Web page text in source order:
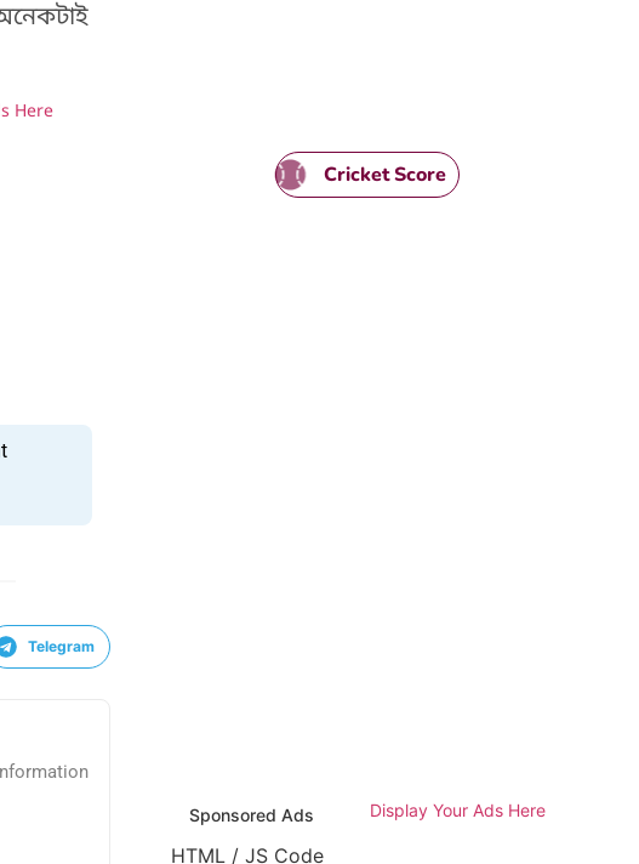
Here
Telegram
Cricket Score
Sponsored Ads Display Your Ads Here
HTML / JS Code